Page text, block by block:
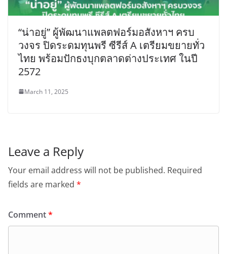
“น่าอยู่” ผู้พัฒนาแพลตฟอร์มอสังหาฯ ครบ
วงจร ปิดระดมทุนพรี ซีรีส์ A เตรียมขยายทั่ว
ไทย พร้อมปักธงบุกตลาดต่างประเทศ ในปี
2572
March 11, 2025
Leave a Reply
Your email address will not be published. Required
fields are marked *
Comment*